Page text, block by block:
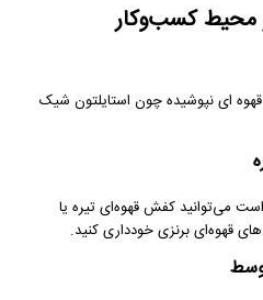
محیط کسب‌وکار
ای نپوشیده چون استایلتون شیک
می‌توانید کفش قهوه‌ای تیره یا
قهوه‌ای برنزی خودداری کنید.